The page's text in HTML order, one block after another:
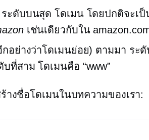
ระดับบนสุด โดเมน โดยปกติจะเป็
เช่นเดียวกับใน
กอย่างว่าโดเมนย่อย) ตามมา ระ
บที่สาม โดเมนคือ “www”
างชื่อโดเมนในบทความของเรา: